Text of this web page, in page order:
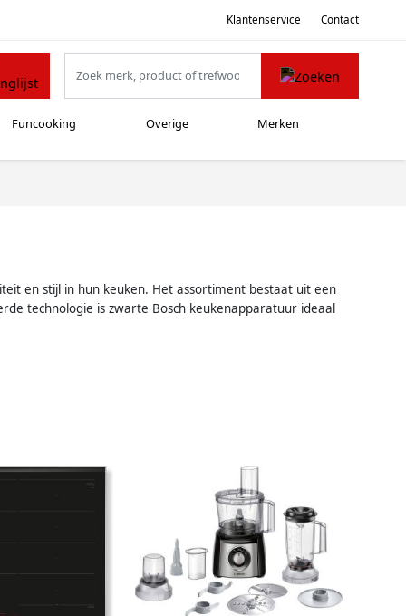
Klantenservice Contact
Funcooking Overige Merken
en stijl in hun keuken. Het assortiment bestaat uit een
technologie is zwarte Bosch keukenapparatuur ideaal